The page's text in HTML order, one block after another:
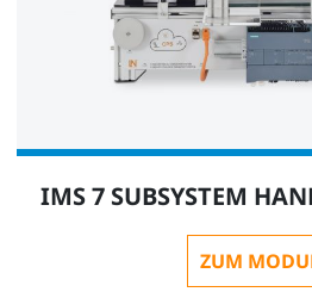
IMS 7 SUBSYSTEM
ZUM